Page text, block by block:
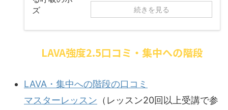
続きを見る
LAVA強度2.5口コミ・集中への階段
LAVA・集中への階段の口コミ
マスターレッスン （レッスン20回以上受講で参